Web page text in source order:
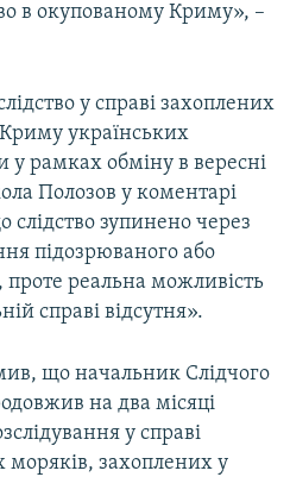
в окупованому Криму», –
у справі захоплених
Криму українських
у рамках обміну в вересні
Полозов у коментарі
слідство зупинено через
підозрюваного або
проте реальна можливість
справі відсутня».
що начальник Слідчого
на два місяці
у справі
моряків, захоплених у